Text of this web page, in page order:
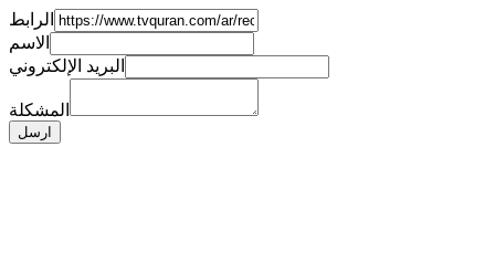
الرابط
الاسم
البريد الإلكتروني
المشكلة
ارسل